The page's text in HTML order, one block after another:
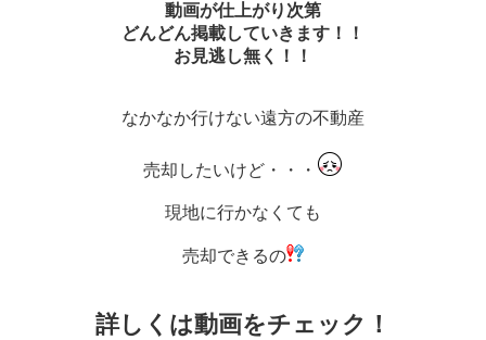
動画が仕上がり次第
どんどん掲載していきます！！
お見逃し無く！！
なかなか行けない遠方の不動産
売却したいけど・・・
現地に行かなくても
売却できるの
詳しくは動画をチェック！